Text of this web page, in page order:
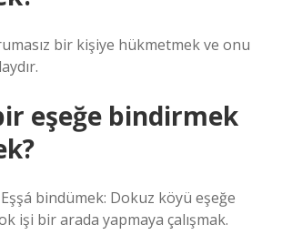
bir kişiye hükmetmek ve onu
eşeğe bindirmek
bindümek: Dokuz köyü eşeğe
işi bir arada yapmaya çalışmak.